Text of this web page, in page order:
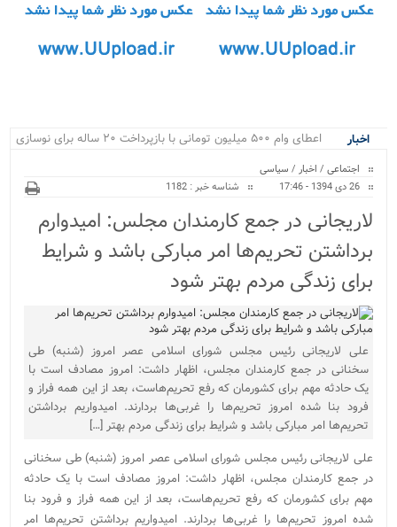
اخبار
اعطای وام ۵۰۰ میلیون تومانی با بازپرداخت ۲۰ ساله برای نوسازی
اجتماعی / اخبار / سیاسی
26 دی 1394 - 17:46
شناسه خبر : 1182
لاریجانی در جمع کارمندان مجلس: امیدوارم
برداشتن تحریم‌ها امر مبارکی باشد و شرایط
برای زندگی مردم بهتر شود
علی لاریجانی رئیس مجلس شورای اسلامی عصر امروز (شنبه) طی
سخنانی در جمع کارمندان مجلس، اظهار داشت: امروز مصادف است با
یک حادثه مهم برای کشورمان که رفع تحریم‌هاست، بعد از این همه فراز و
فرود بنا شده امروز تحریم‌ها را غربی‌ها بردارند. امیدواریم برداشتن
تحریم‌ها امر مبارکی باشد و شرایط برای زندگی مردم بهتر […]
علی لاریجانی رئیس مجلس شورای اسلامی عصر امروز (شنبه) طی سخنانی
در جمع کارمندان مجلس، اظهار داشت: امروز مصادف است با یک حادثه
مهم برای کشورمان که رفع تحریم‌هاست، بعد از این همه فراز و فرود بنا
شده امروز تحریم‌ها را غربی‌ها بردارند. امیدواریم برداشتن تحریم‌ها امر